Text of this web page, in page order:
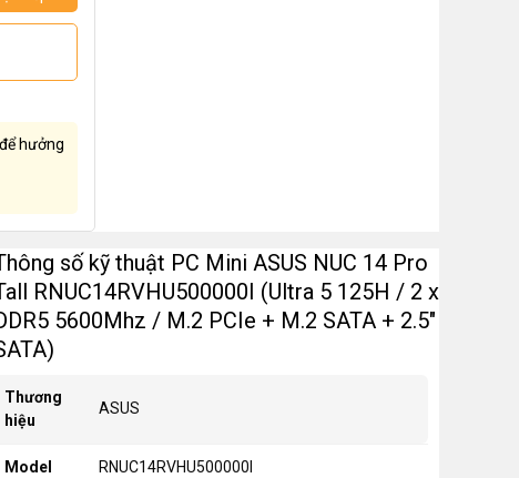
để hưởng
số kỹ thuật PC Mini ASUS NUC 14 Pro
RNUC14RVHU500000I (Ultra 5 125H / 2 x
5600Mhz / M.2 PCIe + M.2 SATA + 2.5"
Thương
hiệu
ASUS
Model RNUC14RVHU500000I